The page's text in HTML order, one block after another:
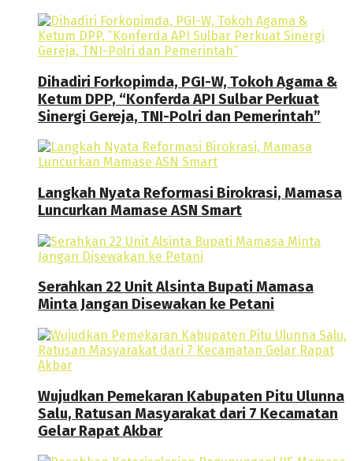
Dihadiri Forkopimda, PGI-W, Tokoh Agama &
Ketum DPP, “Konferda API Sulbar Perkuat
Sinergi Gereja, TNI-Polri dan Pemerintah”
Langkah Nyata Reformasi Birokrasi, Mamasa
Luncurkan Mamase ASN Smart
Serahkan 22 Unit Alsinta Bupati Mamasa
Minta Jangan Disewakan ke Petani
Wujudkan Pemekaran Kabupaten Pitu Ulunna
Salu, Ratusan Masyarakat dari 7 Kecamatan
Gelar Rapat Akbar